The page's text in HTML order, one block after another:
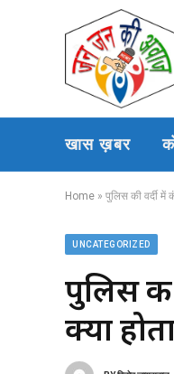
खास ख़बर
Home » पुलिस की वर्दी में
UNCATEGORIZED
पुलिस
क्या